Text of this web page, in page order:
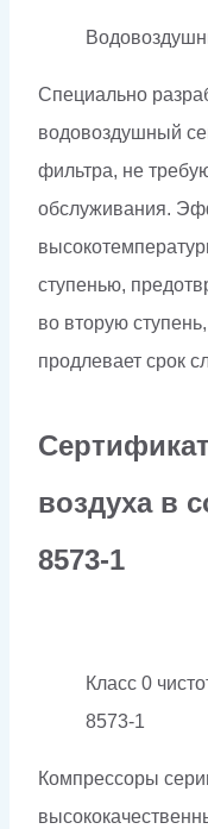
Специально
водовоздушный
фильтра, не
обслуживания.
ступенью,
во вторую
продлевает срок
воздуха в
8573-1
Класс 0
8573-1
Компрессоры